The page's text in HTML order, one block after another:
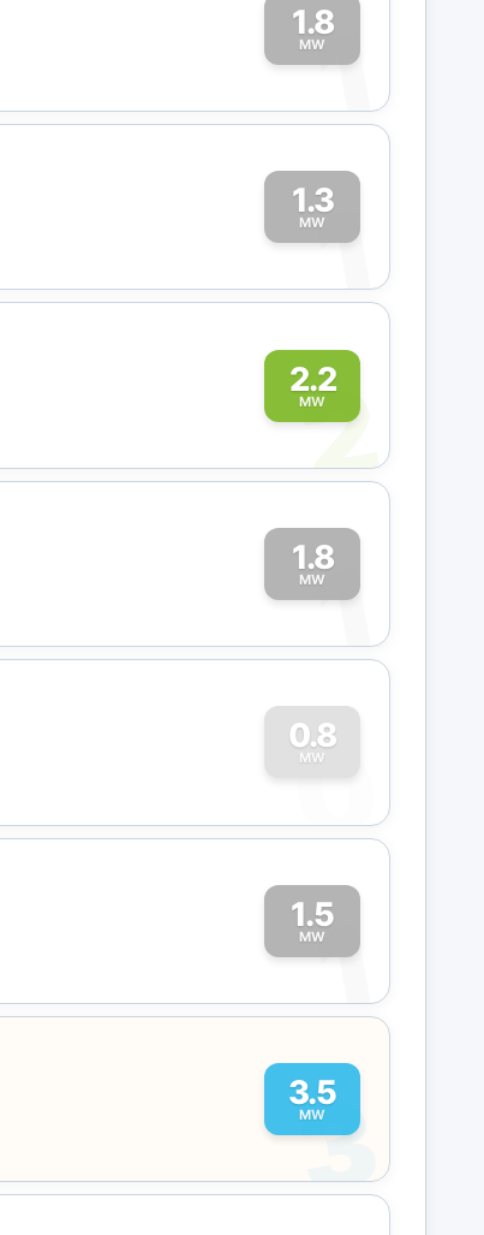
1.8
MW
1
1.3
MW
1
2.2
MW
2
1.8
MW
1
0.8
MW
0
1.5
MW
1
3.5
MW
3